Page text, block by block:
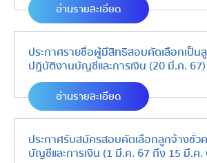
อ่านรายละเอียด
ประกาศรายชื่อผู้มีสิทธิสอบคัดเลือกเป็น
ปฏิบัติงานบัญชีและการเงิน (20 มี.ค. 67)
อ่านรายละเอียด
ประกาศรับสมัครสอบคัดเลือกลูกจ้างชั่ว
บัญชีและการเงิน (1 มี.ค. 67 ถึง 15 มี.ค.